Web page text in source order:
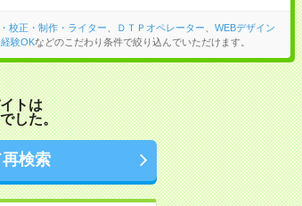
校正・制作・ライター ＤＴＰオペレーター
WEBデザイン
験OKなどのこだわり条件で絞り込んでいただけます。
トは
した。
検索